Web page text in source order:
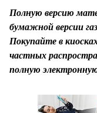
Полную версию
бумажной версии
Покупайте в
частных
полную